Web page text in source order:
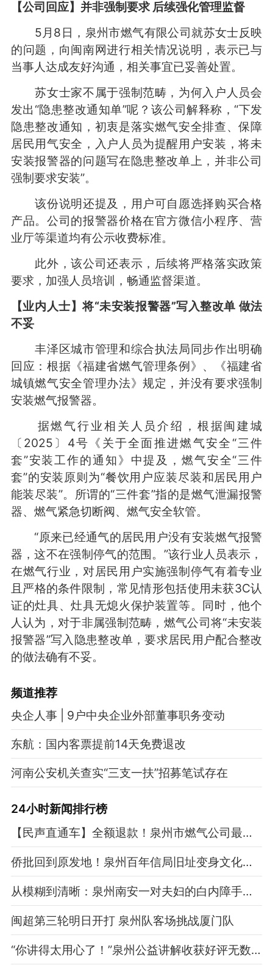
【公司回应】并非强制要求 后续强化管理监督
5月8日，泉州市燃气有限公司就苏女士反映
的问题，向闽南网进行相关情况说明，表示已与
当事人达成友好沟通，相关事宜已妥善处置。
苏女士家不属于强制范畴，为何入户人员会
发出“隐患整改通知单”呢？该公司解释称，“下发
隐患整改通知，初衷是落实燃气安全排查、保障
居民用气安全，入户人员为提醒用户安装，将未
安装报警器的问题写在隐患整改单上，并非公司
强制要求安装”。
该份说明还提及，用户可自愿选择购买合格
产品。公司的报警器价格在官方微信小程序、营
业厅等渠道均有公示收费标准。
此外，该公司还表示，后续将严格落实政策
要求，加强人员培训，畅通监督渠道。
【业内人士】将“未安装报警器”写入整改单 做法
不妥
丰泽区城市管理和综合执法局同步作出明确
回应：根据《福建省燃气管理条例》、《福建省
城镇燃气安全管理办法》规定，并没有要求强制
安装燃气报警器。
据燃气行业相关人员介绍，根据闽建城
〔2025〕4号《关于全面推进燃气安全“三件
套”安装工作的通知》中提及，燃气安全“三件
套”的安装原则为“餐饮用户应装尽装和居民用户
能装尽装”。所谓的“三件套”指的是燃气泄漏报警
器、燃气紧急切断阀、燃气安全软管。
“原来已经通气的居民用户没有安装燃气报警
器，这不在强制停气的范围。”该行业人员表示，
在燃气行业，对居民用户实施强制停气有着专业
且严格的条件限制，常见情形包括使用未获3C认
证的灶具、灶具无熄火保护装置等。同时，他个
人认为，对于非属强制范畴，燃气公司将“未安装
报警器”写入隐患整改单，要求居民用户配合整改
的做法确有不妥。
频道推荐
央企人事 | 9户中央企业外部董事职务变动
东航：国内客票提前14天免费退改
河南公安机关查实“三支一扶”招募笔试存在
24小时新闻排行榜
【民声直通车】全额退款！泉州市燃气公司最新回应：并非强制安装！
侨批回到原发地！泉州百年信局旧址变身文化新地标
从模糊到清晰：泉州南安一对夫妇的白内障手术经历与感谢
闽超第三轮明日开打 泉州队客场挑战厦门队
“你讲得太用心了！”泉州公益讲解收获好评无数！